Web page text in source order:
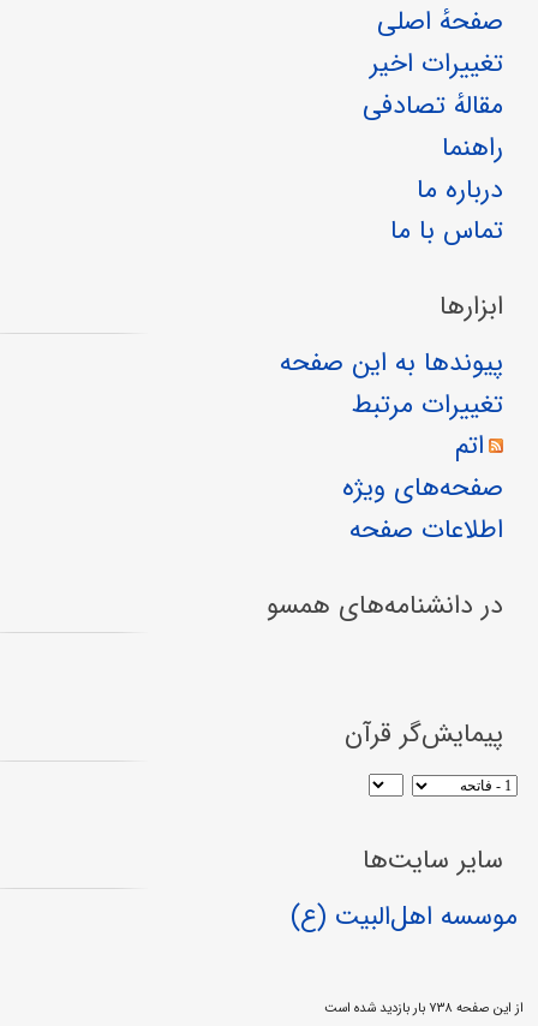
صفحهٔ اصلی
تغییرات اخیر
مقالهٔ تصادفی
راهنما
درباره ما
تماس با ما
ابزارها
پیوندها به این صفحه
تغییرات مرتبط
اتم
صفحه‌های ویژه
اطلاعات صفحه
در دانشنامه‌های همسو
پیمایش‌گر قرآن
سایر سایت‌ها
موسسه اهل‌البیت (ع)
از این صفحه ۷۳۸ بار بازدید شده است